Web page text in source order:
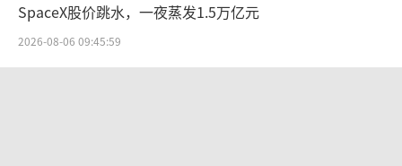
李宁的没落从2011年开始。当年，李宁还
在盈利，不过净利润大幅降至3.86亿元。2012
SpaceX股价跳水，一夜蒸发1.5万亿元
2026-08-06 09:45:59